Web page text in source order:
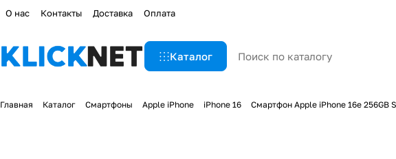
О нас Контакты Доставка Оплата
Каталог
Главная Каталог Смартфоны Apple iPhone iPhone 16 Смартфон Apple iPhone 16e 256GB